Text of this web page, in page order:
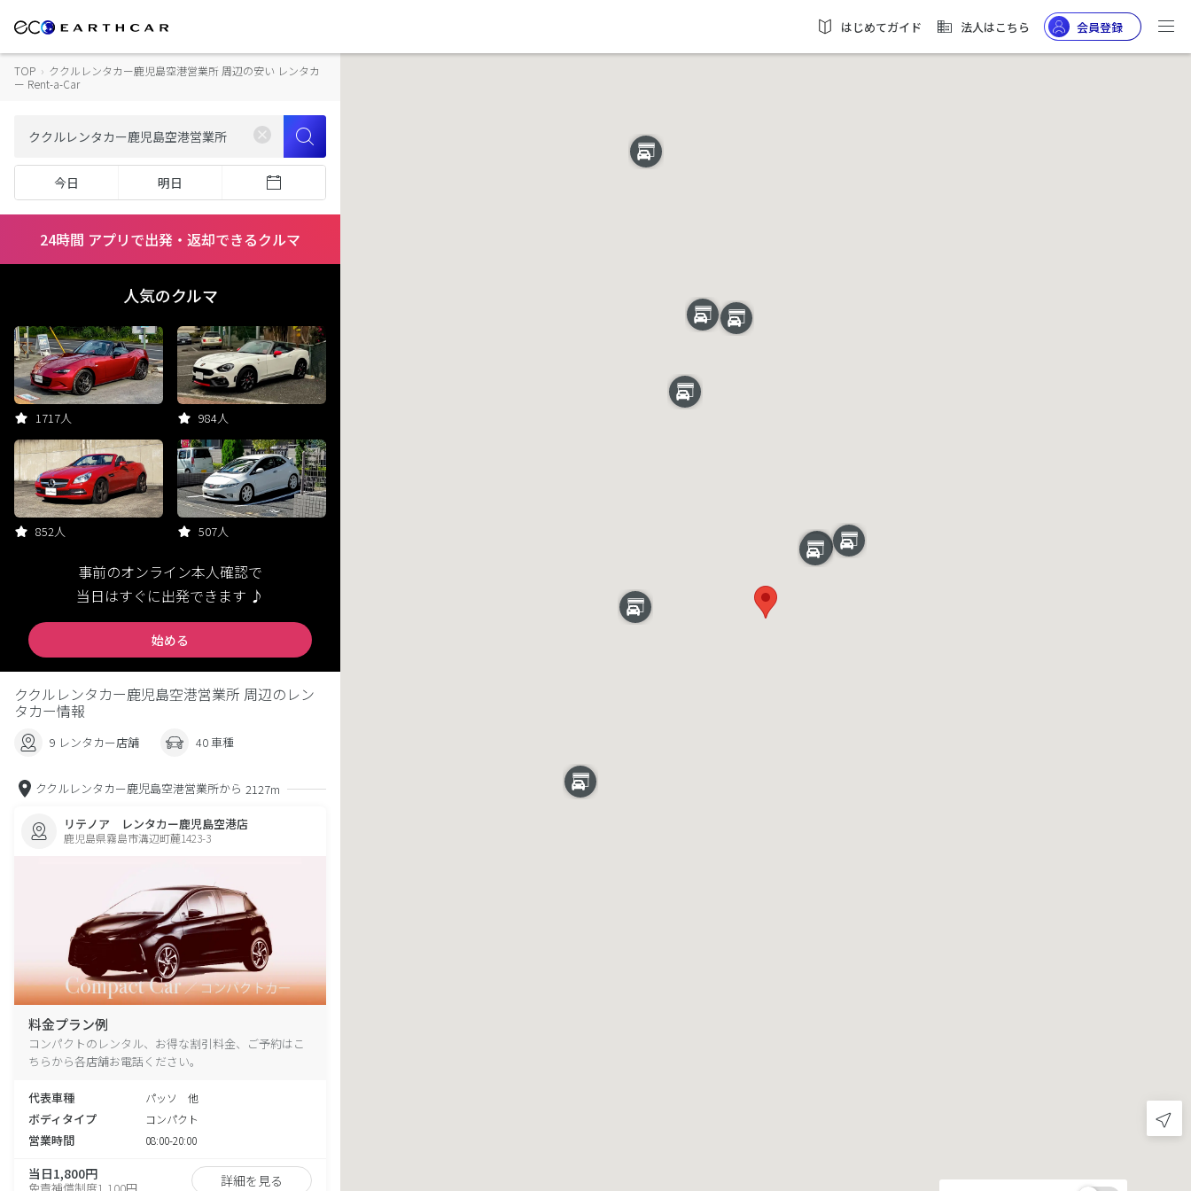
はじめてガイド 法人はこちら 会員登録
TOP › ククルレンタカー鹿児島空港営業所 周辺の安い レンタカ
ー Rent-a-Car
今日 明日
24時間 アプリで出発・返却できるクルマ
人気のクルマ
1717人 984人
852人 507人
事前のオンライン本人確認で
当日はすぐに出発できます ♪
始める
ククルレンタカー鹿児島空港営業所 周辺のレン
タカー情報
9 レンタカー店舗 40 車種
ククルレンタカー鹿児島空港営業所から 2127m
リテノア レンタカー鹿児島空港店
鹿児島県霧島市溝辺町麓1423-3
料金プラン例
コンパクトのレンタル、お得な割引料金、ご予約はこ
ちらから各店舗お電話ください。
代表車種 パッソ 他
ボディタイプ コンパクト
営業時間 08:00-20:00
当日1,800円
免責補償制度1,100円 詳細を見る